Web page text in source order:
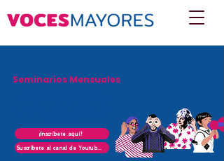
Seminarios Mensuales
¡Inscríbete aquí!
Suscríbete al canal de Youtube aquí